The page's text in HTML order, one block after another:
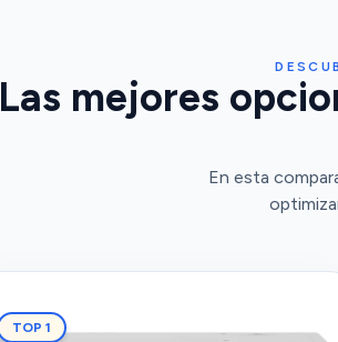
Las mejores
En esta
TOP 1